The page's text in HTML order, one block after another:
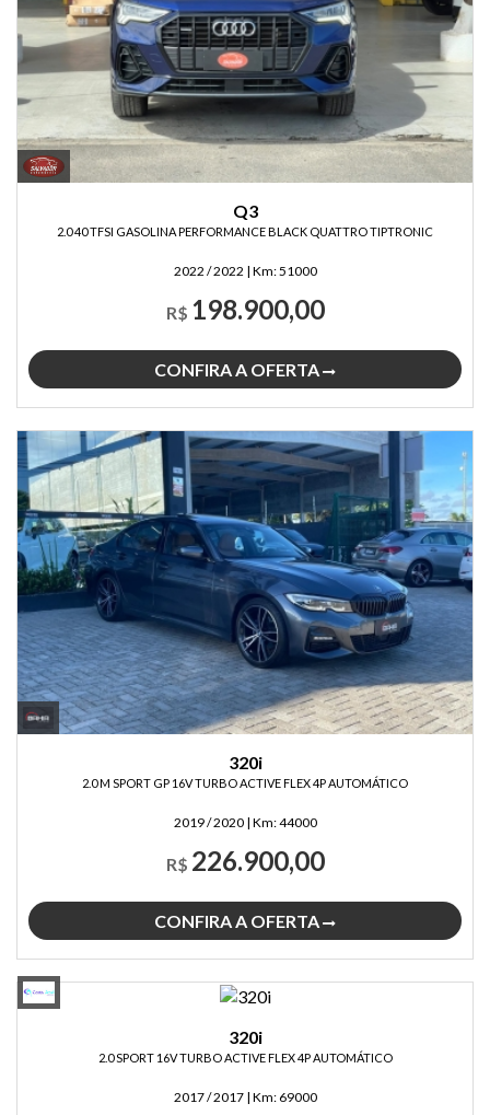
Q3
2.0 40 TFSI GASOLINA PERFORMANCE BLACK QUATTRO TIPTRONIC
2022 / 2022 | Km:51000
R$ 198.900,00
CONFIRA A OFERTA
320i
2.0 M SPORT GP 16V TURBO ACTIVE FLEX 4P AUTOMÁTICO
2019 / 2020 | Km:44000
R$ 226.900,00
CONFIRA A OFERTA
320i
2.0 SPORT 16V TURBO ACTIVE FLEX 4P AUTOMÁTICO
2017 / 2017 | Km: 69000